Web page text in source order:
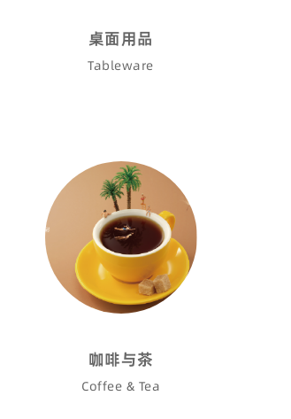
桌面用品
Tableware
咖啡与茶
Coffee & Tea